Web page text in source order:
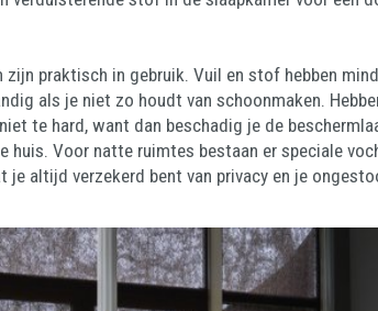
zijn praktisch in gebruik. Vuil en stof hebben
als je niet zo houdt van schoonmaken.
te hard, want dan beschadig je de
huis. Voor natte ruimtes bestaan er speciale
je altijd verzekerd bent van privacy en je